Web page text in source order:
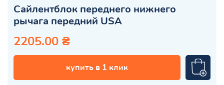
Сайлентблок переднего нижнего
рычага передний USA
2205.00 ₴
купить в 1 клик